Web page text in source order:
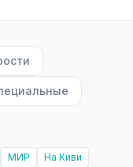
МИР
На Киви